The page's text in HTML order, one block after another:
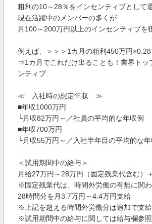
粗利の10～28％をインセンティブとして
現在活躍中のメンバーの多くが
月100～200万円以上のインセンティブを
例えば、＞＞＞1カ月の粗利450万円×0.28
⇒1カ月でこれだけ出ることも！業界トッ
ンティブ
≪ 入社時の想定年収 ≫
■年収1000万円
└月収82万円～／社員の平均的な年収例
■年収700万円
└月収55万円～／入社半年目の平均的な年
＜試用期間中の給与＞
月給27万円～28万円（固定残業代含む）
※固定残業代は、時間外労働の有無に関
28時間分を月3.7万円～4.4万円支給
※上記を超える時間外労働分は追加で支給
※試用期間中の給与に関しては給与欄参